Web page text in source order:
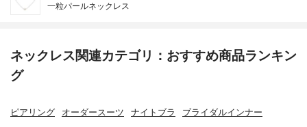
一粒パールネックレス
ネックレス関連カテゴリ：おすすめ商品ランキン
グ
ピアリング オーダースーツ ナイトブラ ブライダルインナー